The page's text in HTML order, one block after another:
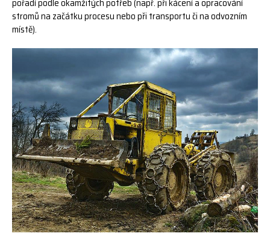
pořadí podle okamžitých potřeb (např. při kácení a opracování
stromů na začátku procesu nebo při transportu či na odvozním
místě).